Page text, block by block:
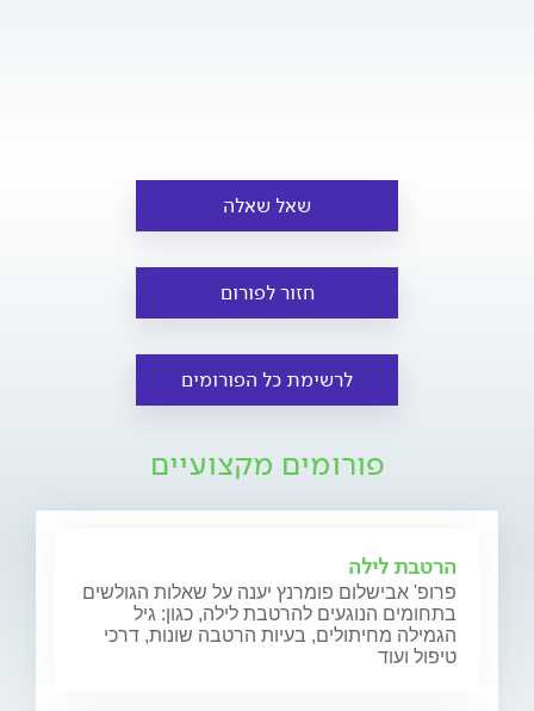
שאל שאלה
חזור לפורום
לרשימת כל הפורומים
פורומים מקצועיים
הרטבת לילה
פרופ' אבישלום פומרנץ יענה על שאלות הגולשים
בתחומים הנוגעים להרטבת לילה, כגון: גיל
הגמילה מחיתולים, בעיות הרטבה שונות, דרכי
טיפול ועוד